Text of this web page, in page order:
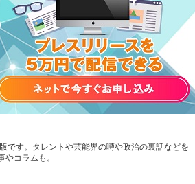
です。タレントや芸能界の噂や政治の裏話などを
コラムも。